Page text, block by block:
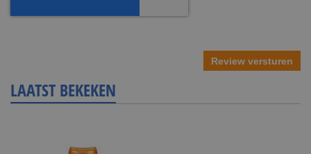
Review versturen
LAATST BEKEKEN